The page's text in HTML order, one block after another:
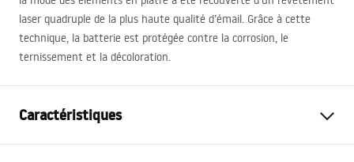
laser quadruple de la plus haute qualité d’émail. Grâce à cette
technique, la batterie est protégée contre la corrosion, le
ternissement et la décoloration.
Caractéristiques